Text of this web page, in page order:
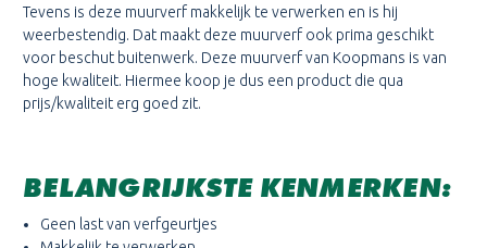
Tevens is deze muurverf makkelijk te verwerken en is hij
weerbestendig. Dat maakt deze muurverf ook prima geschikt
voor beschut buitenwerk. Deze muurverf van Koopmans is van
hoge kwaliteit. Hiermee koop je dus een product die qua
prijs/kwaliteit erg goed zit.
BELANGRIJKSTE KENMERKEN:
Geen last van verfgeurtjes